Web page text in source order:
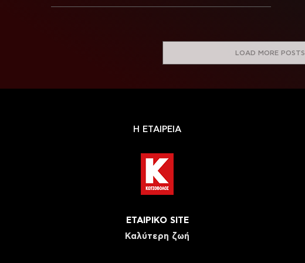
LOAD MORE POSTS
Η ΕΤΑΙΡΕΙΑ
ΕΤΑΙΡΙΚΟ SITE
Καλύτερη ζωή